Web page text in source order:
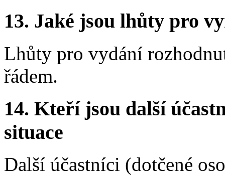
13. Jaké jsou lhůty pro
Lhůty pro vydání
řádem.
14. Kteří jsou další
situace
Další účastníci (dotčené